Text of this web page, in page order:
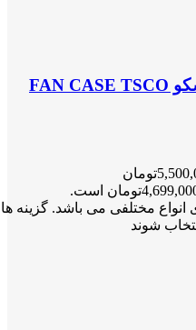
فن کیس 3عددی گیمینگ تسکو FAN CASE TSCO
قیمت اصلی 5,500,000تومان
انواع مختلفی می باشد. گزینه ها
شوند